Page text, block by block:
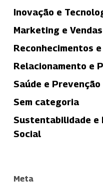
Inovação e
Marketing e Vendas
Reconhecimentos
Relacionamento e
Saúde e Prevenção
Sem categoria
Sustentabilidade e
Social
Meta